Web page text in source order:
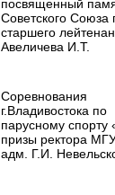
посвященный
Советского Союза
старшего
Авеличева И.Т.
Соревнования
г.Владивостока по
парусному спорту
призы ректора
адм. Г.И.